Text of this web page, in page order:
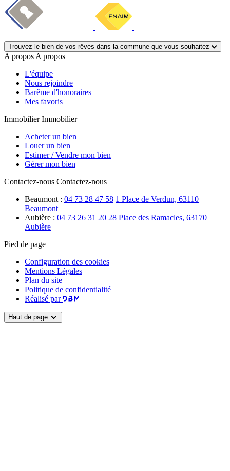
Trouvez le bien de vos rêves dans la commune que vous souhaitez
A propos A propos
L'équipe
Nous rejoindre
Barême d'honoraires
Mes favoris
Immobilier Immobilier
Acheter un bien
Louer un bien
Estimer / Vendre mon bien
Gérer mon bien
Contactez-nous Contactez-nous
Beaumont : 04 73 28 47 58 1 Place de Verdun, 63110
Beaumont
Aubière : 04 73 26 31 20 28 Place des Ramacles, 63170
Aubière
Pied de page
Configuration des cookies
Mentions Légales
Plan du site
Politique de confidentialité
Réalisé par
Haut de page